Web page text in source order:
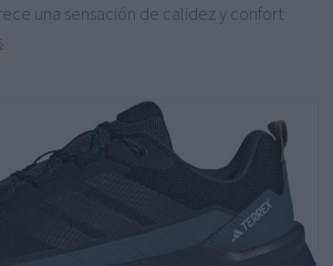
una sensación de calidez y confort